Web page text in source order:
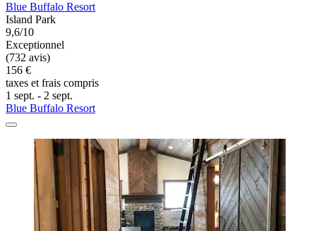
Blue Buffalo Resort
Island Park
9,6/10
Exceptionnel
(732 avis)
156 €
taxes et frais compris
1 sept. - 2 sept.
Blue Buffalo Resort